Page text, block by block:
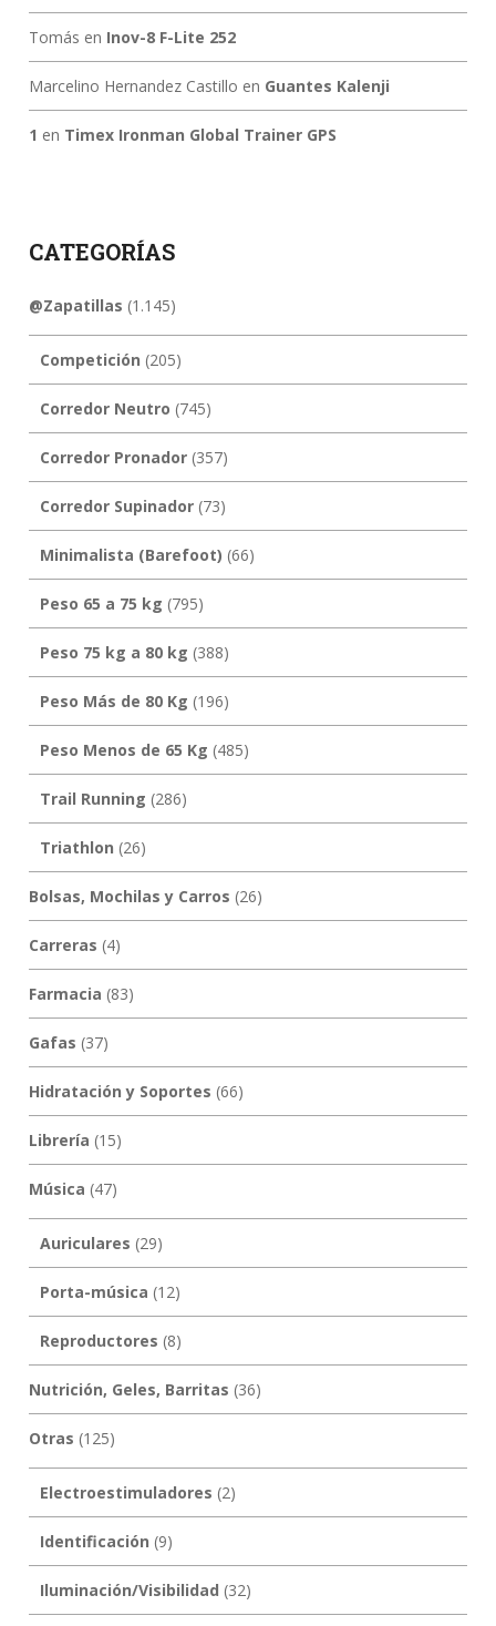
Tomás en Inov-8 F-Lite 252
Marcelino Hernandez Castillo en Guantes Kalenji
1 en Timex Ironman Global Trainer GPS
CATEGORÍAS
@Zapatillas (1.145)
Competición (205)
Corredor Neutro (745)
Corredor Pronador(357)
Corredor Supinador(73)
Minimalista (Barefoot) (66)
Peso 65 a 75 kg (795)
Peso 75 kg a 80 kg (388)
Peso Más de 80 Kg (196)
Peso Menos de 65 Kg (485)
Trail Running (286)
Triathlon (26)
Bolsas, Mochilas y Carros (26)
Carreras (4)
Farmacia (83)
Gafas (37)
Hidratación y Soportes (66)
Librería (15)
Música (47)
Auriculares (29)
Porta-música (12)
Reproductores (8)
Nutrición, Geles, Barritas (36)
Otras (125)
Electroestimuladores (2)
Identificación (9)
Iluminación/Visibilidad (32)